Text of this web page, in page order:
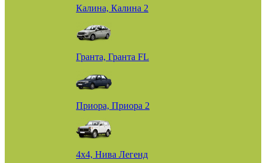
Калина, Калина 2
Гранта, Гранта FL
Приора, Приора 2
4х4, Нива Легенд